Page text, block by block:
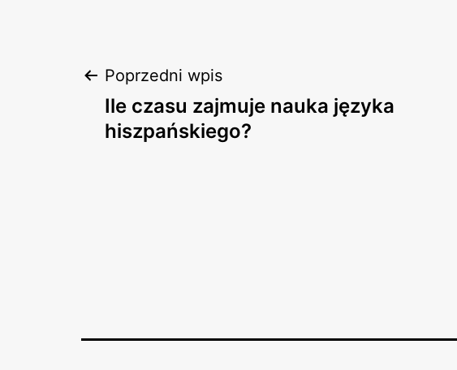
Nawigacja
wpisu
Poprzedni wpis
Ile czasu zajmuje nauka języka
hiszpańskiego?